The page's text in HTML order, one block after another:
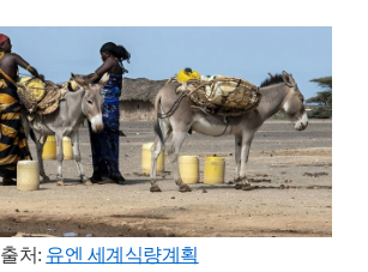
출처: 유엔 세계식량계획